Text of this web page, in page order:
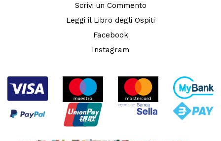
Scrivi un Commento
Leggi il Libro degli Ospiti
Facebook
Instagram